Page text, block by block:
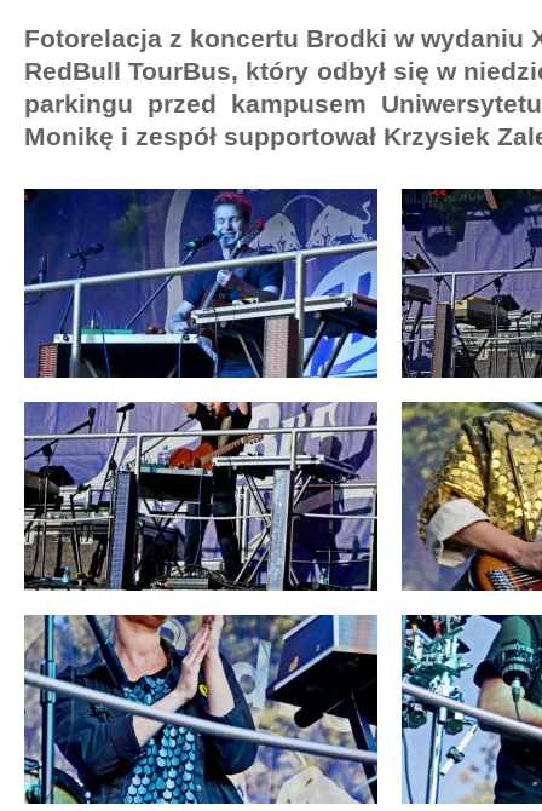
Fotorelacja z koncertu Brodki w wydaniu
RedBull TourBus, który odbył się w
parkingu przed kampusem
Monikę i zespół supportował Krzysiek